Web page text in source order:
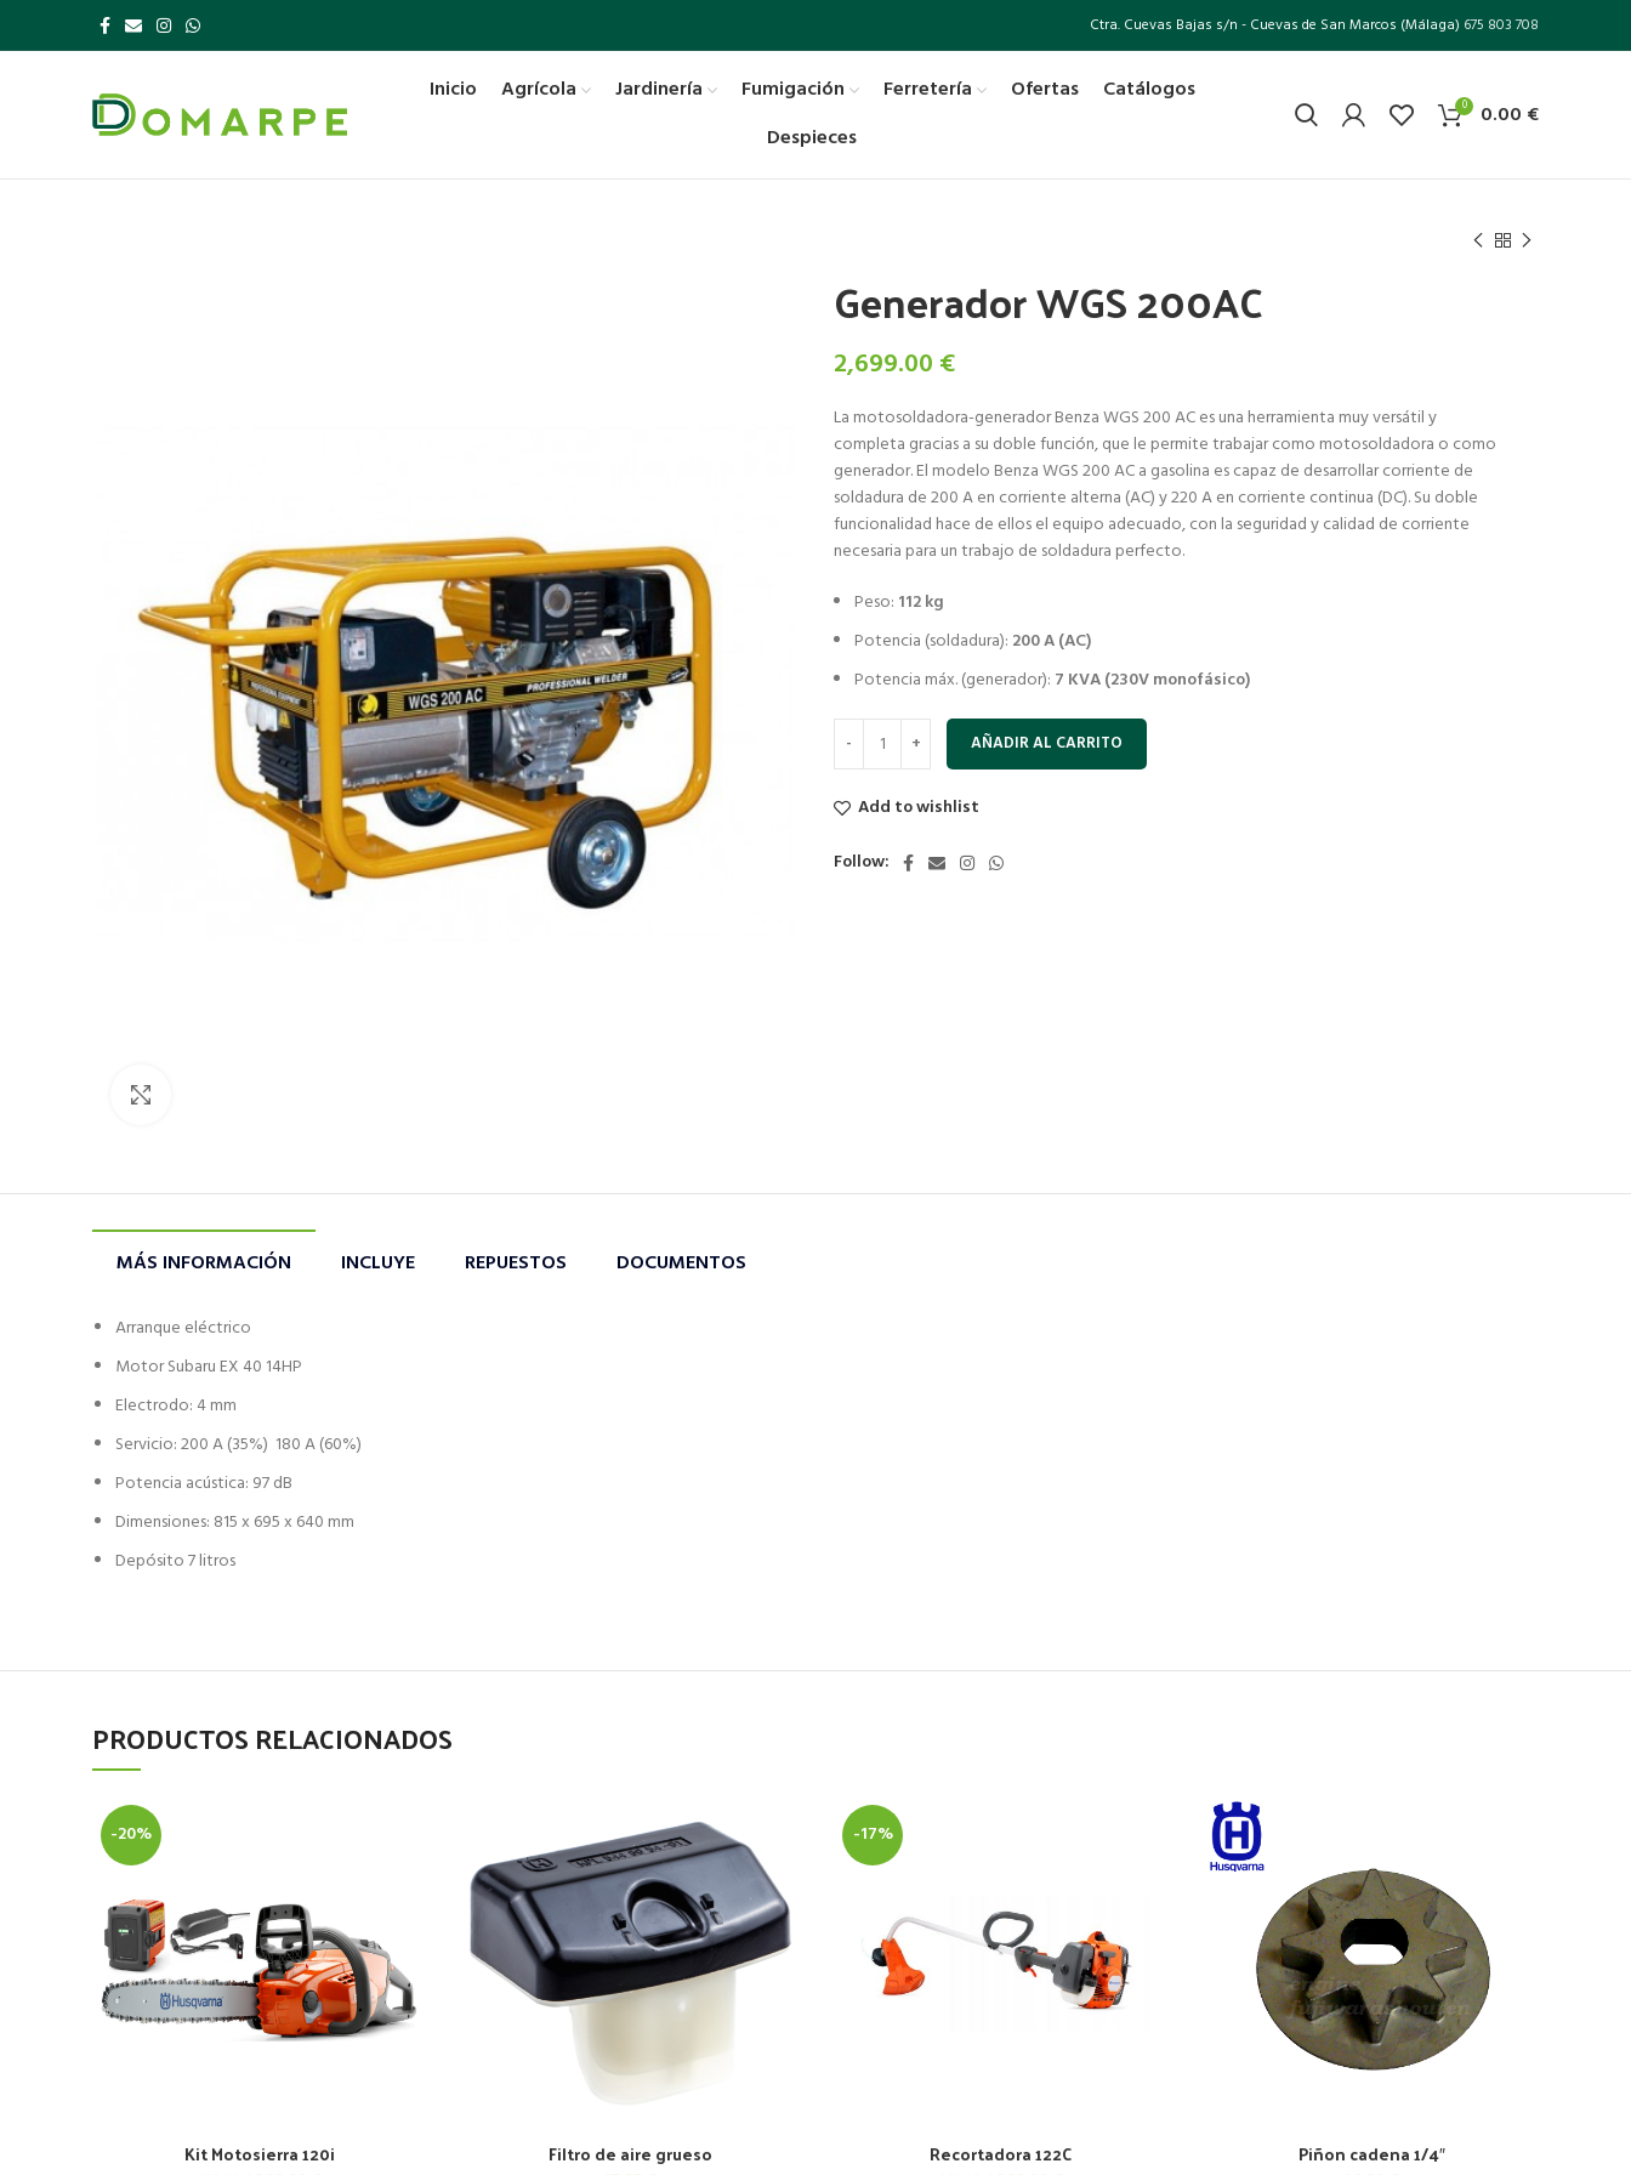
Ctra. Cuevas Bajas s/n - Cuevas de San Marcos (Málaga) 675 803 708
Inicio Agrícola Jardinería Fumigación Ferretería Ofertas
Catálogos
Despieces
0 0.00 €
Generador WGS 200AC
2,699.00 €
La motosoldadora-generador Benza WGS 200 AC es una herramienta muy versátil y
completa gracias a su doble función, que le permite trabajar como motosoldadora o como
generador. El modelo Benza WGS 200 AC a gasolina es capaz de desarrollar corriente de
soldadura de 200 A en corriente alterna (AC) y 220 A en corriente continua (DC). Su doble
funcionalidad hace de ellos el equipo adecuado, con la seguridad y calidad de corriente
necesaria para un trabajo de soldadura perfecto.
Peso: 112 kg
Potencia (soldadura): 200 A (AC)
Potencia máx. (generador): 7 KVA (230V monofásico)
AÑADIR AL CARRITO
Add to wishlist
Follow:
MÁS INFORMACIÓN INCLUYE REPUESTOS DOCUMENTOS
Arranque eléctrico
Motor Subaru EX 40 14HP
Electrodo: 4 mm
Servicio: 200 A (35%) 180 A (60%)
Potencia acústica: 97 dB
Dimensiones: 815 x 695 x 640 mm
Depósito 7 litros
PRODUCTOS RELACIONADOS
-20%
AÑADIR AL CARRITO
Kit Motosierra 120i AÑADIR AL CARRITO
Filtro de aire grueso
-17%
AÑADIR AL CARRITO
Recortadora 122C AÑADIR AL CARRITO
Piñon cadena 1/4″